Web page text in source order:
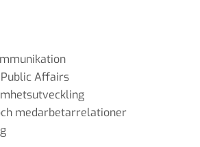
Affairs
medarbetarrelationer